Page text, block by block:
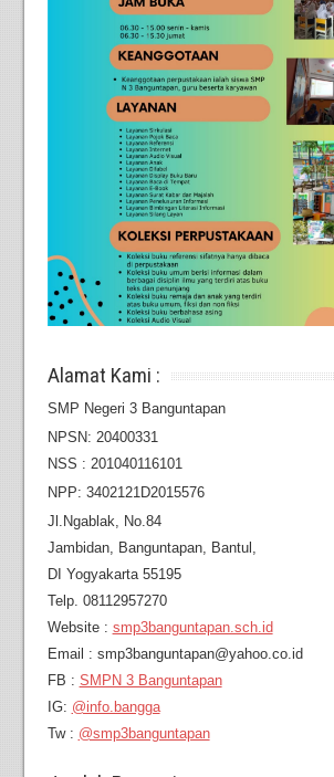
Alamat Kami :
SMP Negeri 3 Banguntapan
NPSN: 20400331
NSS : 201040116101
NPP: 3402121D2015576
Jl.Ngablak, No.84
Jambidan,
Banguntapan, Bantul,
DI Yogyakarta 55195
Telp. 08112957270
Website : smp3banguntapan.sch.id
Email : smp3banguntapan@yahoo.co.id
FB : SMPN 3 Banguntapan
IG: @info.bangga
Tw : @smp3banguntapan